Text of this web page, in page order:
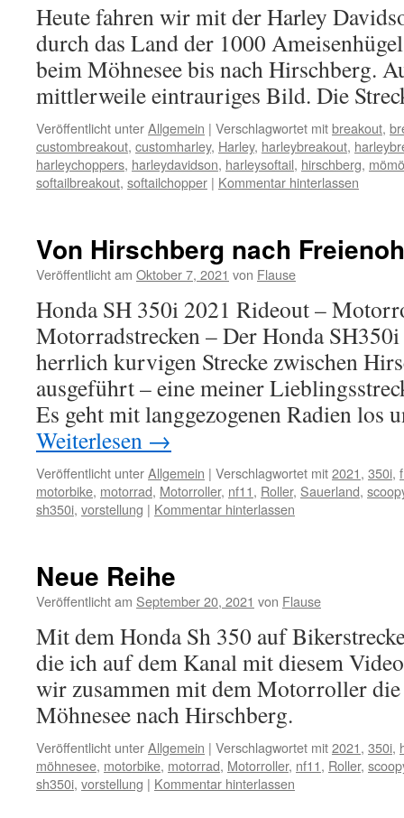
Heute fahren wir mit der Harley
durch das Land der 1000
beim Möhnesee bis nach Hirschberg.
mittlerweile eintrauriges Bild. Die
Veröffentlicht unterAllgemein | Verschlagwortet mitbreakout,
custombreakout, customharley, Harley, harleybreakout,
harleychoppers, harleydavidson, harleysoftail, hirschberg,
softailbreakout, softailchopper | Kommentar hinterlassen
Von Hirschberg nach
Veröffentlicht am Oktober 7, 2021 von Flause
Honda SH 350i 2021 Rideout –
Motorradstrecken – Der Honda
herrlich kurvigen Strecke zwischen
ausgeführt – eine meiner
Es geht mit langgezogenen Radien los
Weiterlesen →
Veröffentlicht unterAllgemein | Verschlagwortet mit2021, 350i,
motorbike, motorrad, Motorroller, nf11, Roller, Sauerland,
sh350i, vorstellung | Kommentar hinterlassen
Neue Reihe
Veröffentlicht am September 20, 2021 von Flause
Mit dem Honda Sh 350 auf
die ich auf dem Kanal mit diesem
wir zusammen mit dem Motorroller
Möhnesee nach Hirschberg.
Veröffentlicht unterAllgemein | Verschlagwortet mit2021, 350i,
möhnesee, motorbike, motorrad, Motorroller, nf11, Roller,
sh350i, vorstellung | Kommentar hinterlassen